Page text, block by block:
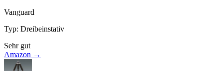
Vanguard
Typ: Dreibeinstativ
Sehr gut
Amazon →